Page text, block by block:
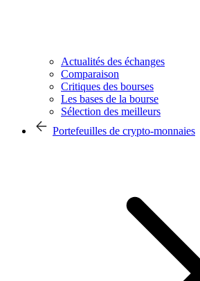
Actualités des échanges
Comparaison
Critiques des bourses
Les bases de la bourse
Sélection des meilleurs
Portefeuilles de crypto-monnaies